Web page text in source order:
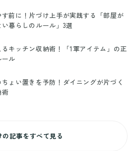
前に！片づけ上手が実践する「部屋が
暮らしのルール」3選
るキッチン収納術！「1軍アイテム」の正
ール
ょい置きを予防！ダイニングが片づく
術
の記事をすべて見る